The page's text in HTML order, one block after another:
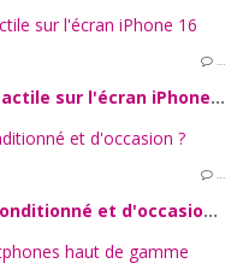
…
Comment régler le problème de tactile sur l'écran iPhone 16
Quelle est la différence entre reconditionné et d'occasion ?